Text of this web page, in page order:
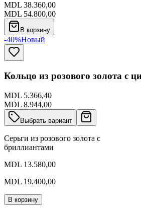
MDL 38.360,00
MDL 54.800,00
В корзину
-40%Новый
Кольцо из розового золота с
MDL 5.366,40
MDL 8.944,00
Выбрать вариант
Серьги из розового золота с
бриллиантами
MDL 13.580,00
MDL 19.400,00
В корзину